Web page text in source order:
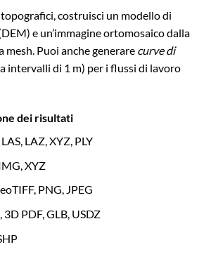
costruisci un modello di
e un’immagine ortomosaico dalla
mesh. Puoi anche generare curve di
intervalli di 1 m) per i flussi di lavoro
dei risultati
LAZ, XYZ, PLY
XYZ
PNG, JPEG
3D PDF, GLB, USDZ